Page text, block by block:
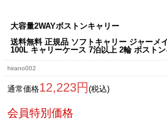
大容量2WAYボストンキャリー
送料無料 正規品 ソフトキャリー ジャーメ
100L キャリーケース 7泊以上 2輪 ボスト
hirano002
通常価格12,223円 (税込)